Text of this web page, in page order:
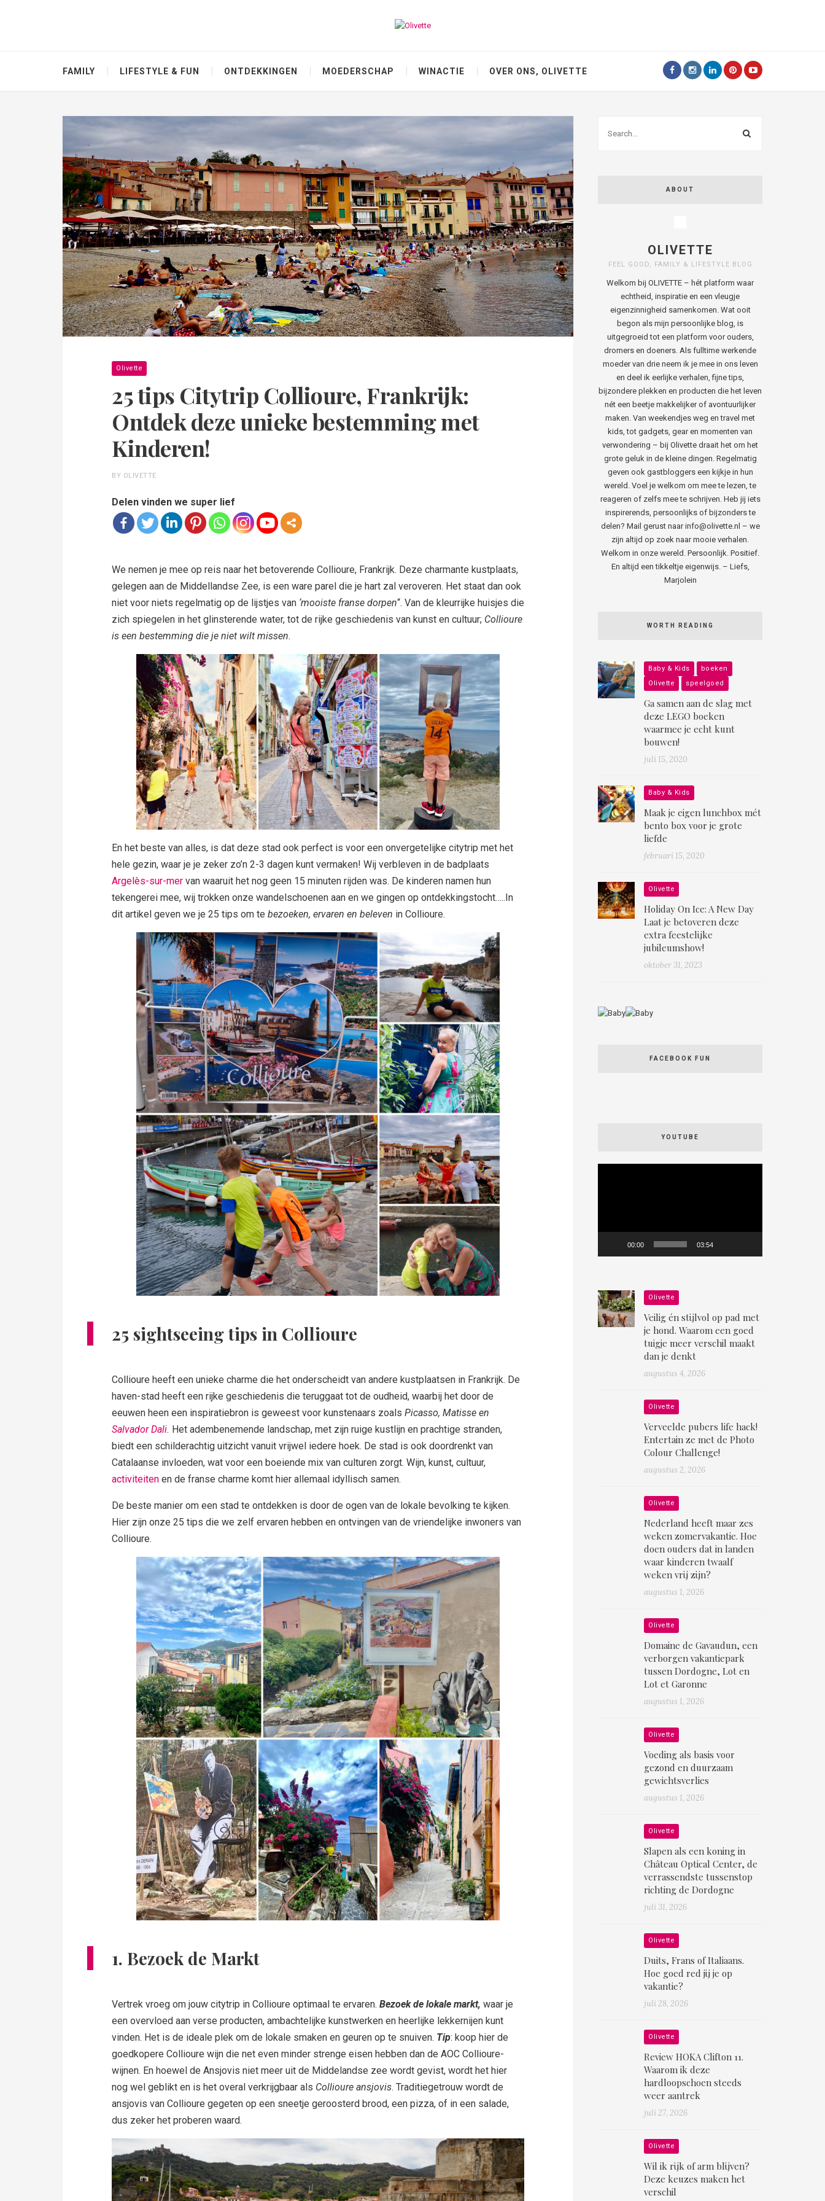
FAMILY LIFESTYLE & FUN ONTDEKKINGEN MOEDERSCHAP WINACTIE OVER ONS, OLIVETTE
Olivette
25 tips Citytrip Collioure, Frankrijk:
Ontdek deze unieke bestemming met
Kinderen!
BY OLIVETTE
Delen vinden we super lief
We nemen je mee op reis naar het betoverende Collioure, Frankrijk. Deze charmante kustplaats,
gelegen aan de Middellandse Zee, is een ware parel die je hart zal veroveren. Het staat dan ook
niet voor niets regelmatig op de lijstjes van ‘mooiste franse dorpen“. Van de kleurrijke huisjes die
zich spiegelen in het glinsterende water, tot de rijke geschiedenis van kunst en cultuur; Collioure
is een bestemming die je niet wilt missen.
En het beste van alles, is dat deze stad ook perfect is voor een onvergetelijke citytrip met het
hele gezin, waar je je zeker zo’n 2-3 dagen kunt vermaken! Wij verbleven in de badplaats
Argelès-sur-mer van waaruit het nog geen 15 minuten rijden was. De kinderen namen hun
tekengerei mee, wij trokken onze wandelschoenen aan en we gingen op ontdekkingstocht…..In
dit artikel geven we je 25 tips om te bezoeken, ervaren en beleven in Collioure.
25 sightseeing tips in Collioure
Collioure heeft een unieke charme die het onderscheidt van andere kustplaatsen in Frankrijk. De
haven-stad heeft een rijke geschiedenis die teruggaat tot de oudheid, waarbij het door de
eeuwen heen een inspiratiebron is geweest voor kunstenaars zoals Picasso, Matisse en
Salvador Dali. Het adembenemende landschap, met zijn ruige kustlijn en prachtige stranden,
biedt een schilderachtig uitzicht vanuit vrijwel iedere hoek. De stad is ook doordrenkt van
Catalaanse invloeden, wat voor een boeiende mix van culturen zorgt. Wijn, kunst, cultuur,
activiteiten en de franse charme komt hier allemaal idyllisch samen.
De beste manier om een stad te ontdekken is door de ogen van de lokale bevolking te kijken.
Hier zijn onze 25 tips die we zelf ervaren hebben en ontvingen van de vriendelijke inwoners van
Collioure.
1. Bezoek de Markt
Vertrek vroeg om jouw citytrip in Collioure optimaal te ervaren. Bezoek de lokale markt, waar je
een overvloed aan verse producten, ambachtelijke kunstwerken en heerlijke lekkernijen kunt
vinden. Het is de ideale plek om de lokale smaken en geuren op te snuiven. Tip: koop hier de
goedkopere Collioure wijn die net even minder strenge eisen hebben dan de AOC Collioure-
wijnen. En hoewel de Ansjovis niet meer uit de Middelandse zee wordt gevist, wordt het hier
nog wel geblikt en is het overal verkrijgbaar als Collioure ansjovis. Traditiegetrouw wordt de
ansjovis van Collioure gegeten op een sneetje geroosterd brood, een pizza, of in een salade,
dus zeker het proberen waard.
ABOUT
OLIVETTE
FEEL GOOD, FAMILY & LIFESTYLE BLOG
Welkom bij OLIVETTE – hét platform waar
echtheid, inspiratie en een vleugje
eigenzinnigheid samenkomen. Wat ooit
begon als mijn persoonlijke blog, is
uitgegroeid tot een platform voor ouders,
dromers en doeners. Als fulltime werkende
moeder van drie neem ik je mee in ons leven
en deel ik eerlijke verhalen, fijne tips,
bijzondere plekken en producten die het leven
nét een beetje makkelijker of avontuurlijker
maken. Van weekendjes weg en travel met
kids, tot gadgets, gear en momenten van
verwondering – bij Olivette draait het om het
grote geluk in de kleine dingen. Regelmatig
geven ook gastbloggers een kijkje in hun
wereld. Voel je welkom om mee te lezen, te
reageren of zelfs mee te schrijven. Heb jij iets
inspirerends, persoonlijks of bijzonders te
delen? Mail gerust naar info@olivette.nl – we
zijn altijd op zoek naar mooie verhalen.
Welkom in onze wereld. Persoonlijk. Positief.
En altijd een tikkeltje eigenwijs. – Liefs,
Marjolein
WORTH READING
Baby & Kids
boeken
Olivette
speelgoed
Ga samen aan de slag met
deze LEGO boeken
waarmee je echt kunt
bouwen!
juli 15, 2020
Baby & Kids
Maak je eigen lunchbox mét
bento box voor je grote
liefde
februari 15, 2020
Olivette
Holiday On Ice: A New Day
Laat je betoveren deze
extra feestelijke
jubileumshow!
oktober 31, 2023
FACEBOOK FUN
YOUTUBE
00:00 03:54
Olivette
Veilig én stijlvol op pad met
je hond. Waarom een goed
tuigje meer verschil maakt
dan je denkt
augustus 4, 2026
Olivette
Verveelde pubers life hack!
Entertain ze met de Photo
Colour Challenge!
augustus 2, 2026
Olivette
Nederland heeft maar zes
weken zomervakantie. Hoe
doen ouders dat in landen
waar kinderen twaalf
weken vrij zijn?
augustus 1, 2026
Olivette
Domaine de Gavaudun, een
verborgen vakantiepark
tussen Dordogne, Lot en
Lot et Garonne
augustus 1, 2026
Olivette
Voeding als basis voor
gezond en duurzaam
gewichtsverlies
augustus 1, 2026
Olivette
Slapen als een koning in
Château Optical Center, de
verrassendste tussenstop
richting de Dordogne
juli 31, 2026
Olivette
Duits, Frans of Italiaans.
Hoe goed red jij je op
vakantie?
juli 28, 2026
Olivette
Review HOKA Clifton 11.
Waarom ik deze
hardloopschoen steeds
weer aantrek
juli 27, 2026
Olivette
Wil ik rijk of arm blijven?
Deze keuzes maken het
verschil